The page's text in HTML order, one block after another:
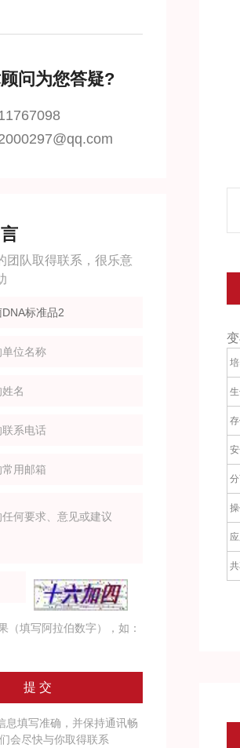
问为您答疑?
团队取得联系，很乐意
（填写阿拉伯数字），如：
息填写准确，并保持通讯畅
会尽快与你取得联系